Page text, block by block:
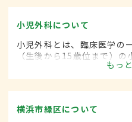
小児外科について
小児外科とは、臨床医学の
（生後から15歳位まで）
病・各種奇形などに対して
します。
もっ
横浜市緑区について